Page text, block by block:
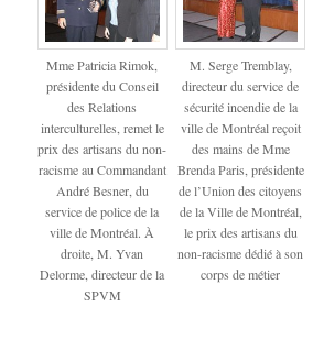
Mme Patricia Rimok,
présidente du Conseil
des Relations
interculturelles, remet le
prix des artisans du non-
racisme au Commandant
André Besner, du
service de police de la
ville de Montréal. À
droite, M. Yvan
Delorme, directeur de la
SPVM
M. Serge Tremblay,
directeur du service de
sécurité incendie de la
ville de Montréal reçoit
des mains de Mme
Brenda Paris, présidente
de l’Union des citoyens
de la Ville de Montréal,
le prix des artisans du
non-racisme dédié à son
corps de métier